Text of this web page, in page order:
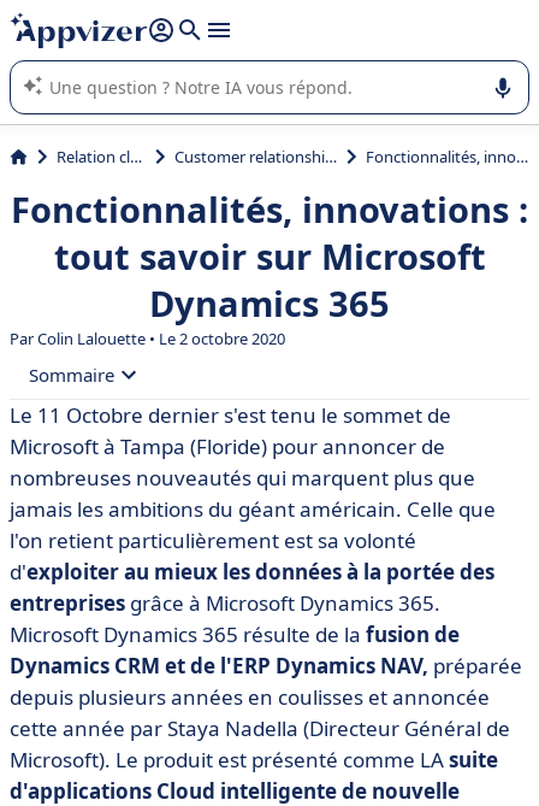
répondre (plusieurs lignes avec
L'IA de Appvizer vous guide dans l'utilisation ou la sélection de
logiciel SaaS en entreprise.
Relation client et vente Customer relationship management (CRM) Fonctionnalités, innovations : tout savoir sur Microsoft Dynamics 365
Fonctionnalités, innovations :
tout savoir sur Microsoft
Dynamics 365
Par Colin Lalouette • Le 2 octobre 2020
Sommaire
• Microsoft rationalise son ERP et son CRM dans une
nouvelle plateforme
• Dynamics 365 contre Salesforce : la guerre du Cloud
aura bien lieu
• Les atouts de Microsofts Dynamics 365 face à
Salesforce
Le 11 Octobre dernier s'est tenu le sommet de
Microsoft à Tampa (Floride) pour annoncer de
nombreuses nouveautés qui marquent plus que
jamais les ambitions du géant américain. Celle que
l'on retient particulièrement est sa volonté
d'exploiter au mieux les données à la portée des
entreprises grâce à Microsoft Dynamics 365.
Microsoft Dynamics 365 résulte de la fusion de
Dynamics CRM et de l'ERP Dynamics NAV, préparée
depuis plusieurs années en coulisses et annoncée
cette année par Staya Nadella (Directeur Général de
Microsoft). Le produit est présenté comme LAsuite
d'applications Cloud intelligente de nouvelle